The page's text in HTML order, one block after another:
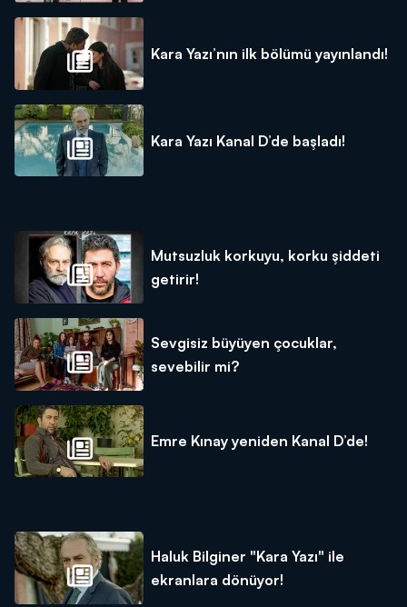
Kara Yazı’nın ilk bölümü yayınlandı!
Kara Yazı Kanal D’de başladı!
Mutsuzluk korkuyu, korku şiddeti
getirir!
Sevgisiz büyüyen çocuklar,
sevebilir mi?
Emre Kınay yeniden Kanal D’de!
Haluk Bilginer "Kara Yazı" ile
ekranlara dönüyor!